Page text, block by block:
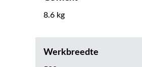
8.6 kg
Werkbreedte